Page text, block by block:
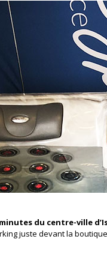
du centre-ville
juste devant la